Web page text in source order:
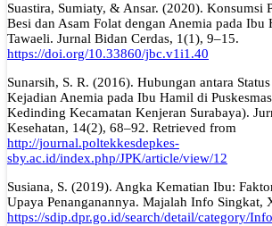
Suastira, Sumiaty, & Ansar. (2020). Konsumsi
Besi dan Asam Folat dengan Anemia pada Ibu
Tawaeli. Jurnal Bidan Cerdas, 1(1), 9–15.
https://doi.org/10.33860/jbc.v1i1.40
Sunarsih, S. R. (2016). Hubungan antara
Kejadian Anemia pada Ibu Hamil di
Kedinding Kecamatan Kenjeran Surabaya).
Kesehatan, 14(2), 68–92. Retrieved from
http://journal.poltekkesdepkes-
sby.ac.id/index.php/JPK/article/view/12
Susiana, S. (2019). Angka Kematian Ibu:
Upaya Penanganannya. Majalah Info Singkat,
https://sdip.dpr.go.id/search/detail/category/Info